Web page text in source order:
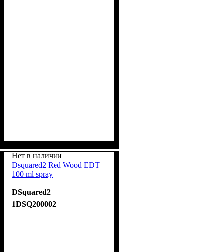
Нет в наличии
Dsquared2 Red Wood EDT
100 ml spray
DSquared2
1DSQ200002